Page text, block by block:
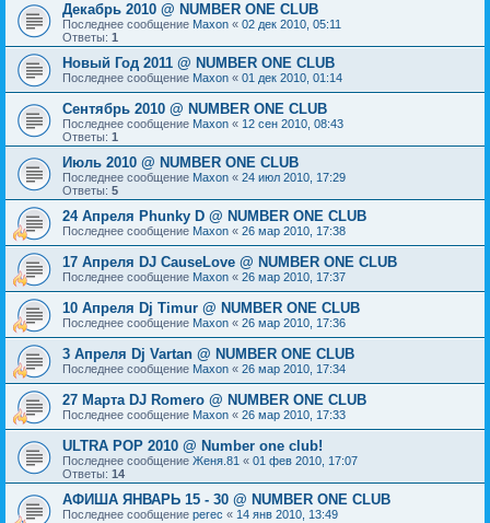
Декабрь 2010 @ NUMBER ONE CLUB
Последнее сообщение Maxon « 02 дек 2010, 05:11
Ответы: 1
Новый Год 2011 @ NUMBER ONE CLUB
Последнее сообщение Maxon « 01 дек 2010, 01:14
Сентябрь 2010 @ NUMBER ONE CLUB
Последнее сообщение Maxon « 12 сен 2010, 08:43
Ответы: 1
Июль 2010 @ NUMBER ONE CLUB
Последнее сообщение Maxon « 24 июл 2010, 17:29
Ответы: 5
24 Апреля Phunky D @ NUMBER ONE CLUB
Последнее сообщение Maxon « 26 мар 2010, 17:38
17 Апреля DJ CauseLove @ NUMBER ONE CLUB
Последнее сообщение Maxon « 26 мар 2010, 17:37
10 Апреля Dj Timur @ NUMBER ONE CLUB
Последнее сообщение Maxon « 26 мар 2010, 17:36
3 Апреля Dj Vartan @ NUMBER ONE CLUB
Последнее сообщение Maxon « 26 мар 2010, 17:34
27 Марта DJ Romero @ NUMBER ONE CLUB
Последнее сообщение Maxon « 26 мар 2010, 17:33
ULTRA POP 2010 @ Number one club!
Последнее сообщение Женя.81 « 01 фев 2010, 17:07
Ответы: 14
АФИША ЯНВАРЬ 15 - 30 @ NUMBER ONE CLUB
Последнее сообщение perec « 14 янв 2010, 13:49